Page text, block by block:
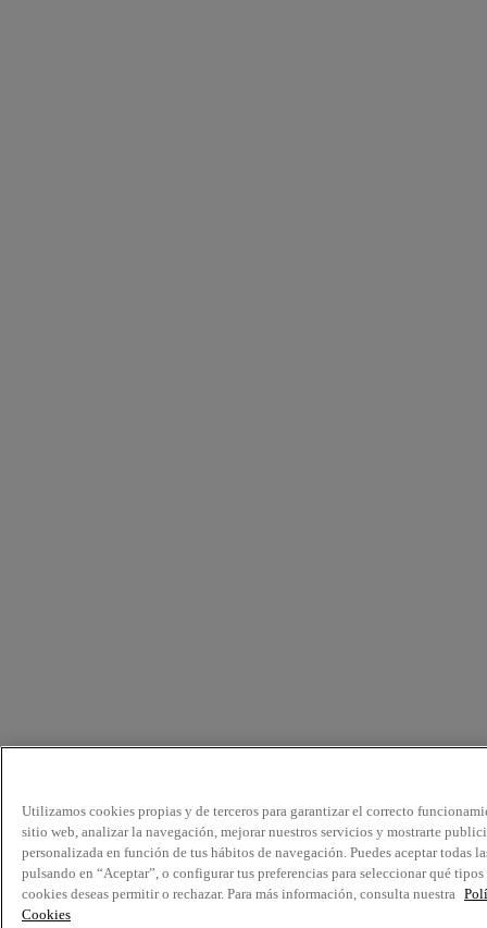
Utilizamos cookies propias y de terceros para garantizar el correcto
sitio web, analizar la navegación, mejorar nuestros servicios y mostrarte
personalizada en función de tus hábitos de navegación. Puedes aceptar todas
pulsando en “Aceptar”, o configurar tus preferencias para seleccionar qué tipos
cookies deseas permitir o rechazar. Para más información, consulta nuestra
Cookies